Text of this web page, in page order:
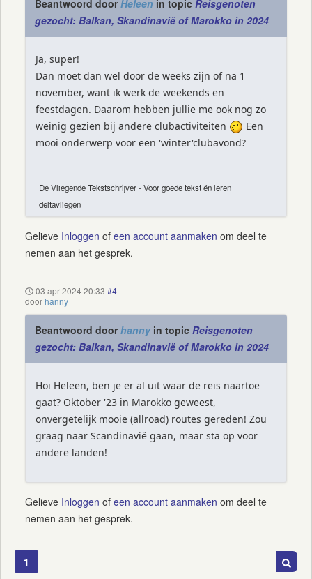
Beantwoord doorHeleen in topic Reisgenoten
gezocht: Balkan, Skandinavië of Marokko in 2024
Ja, super!
Dan moet dan wel door de weeks zijn of na 1
november, want ik werk de weekends en
feestdagen. Daarom hebben jullie me ook nog zo
weinig gezien bij andere clubactiviteiten
Een
mooi onderwerp voor een 'winter'clubavond?
De Vliegende Tekstschrijver - Voor goede tekst én leren
deltavliegen
Gelieve Inloggen of een account aanmaken om deel te
nemen aan het gesprek.
03 apr 2024 20:33 #4
doorhanny
Beantwoord doorhannyin topic Reisgenoten
gezocht: Balkan, Skandinavië of Marokko in 2024
Hoi Heleen, ben je er al uit waar de reis naartoe
gaat? Oktober '23 in Marokko geweest,
onvergetelijk mooie (allroad) routes gereden! Zou
graag naar Scandinavië gaan, maar sta op voor
andere landen!
Gelieve Inloggen of een account aanmaken om deel te
nemen aan het gesprek.
1